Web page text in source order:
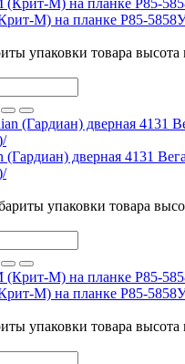
М) на планке Р85-
упаковки товара высота
(Гардиан) дверная 4131
упаковки товара
М) на планке Р85-
упаковки товара высота